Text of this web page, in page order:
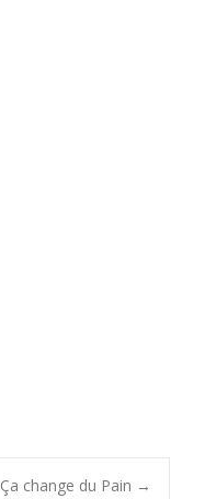
Ça change du Pain →